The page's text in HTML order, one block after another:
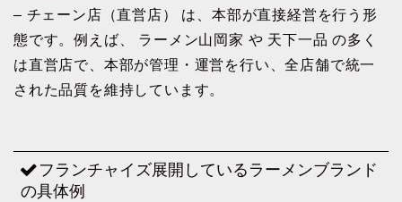
– チェーン店（直営店） は、本部が直接経営を行う形
態です。例えば、 ラーメン山岡家 や 天下一品 の多く
は直営店で、本部が管理・運営を行い、全店舗で統一
された品質を維持しています。
フランチャイズ展開しているラーメンブランド
の具体例